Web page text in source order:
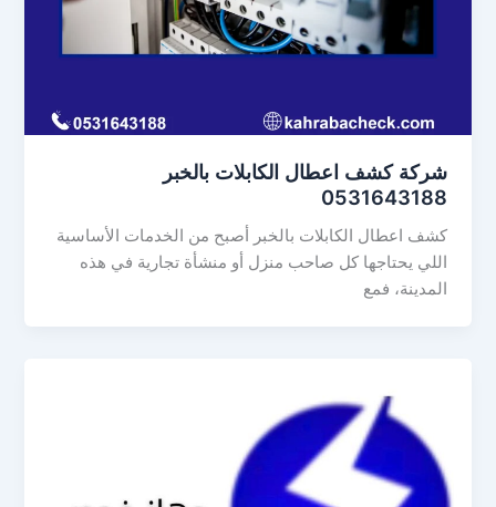
شركة كشف اعطال الكابلات بالخبر
0531643188
كشف اعطال الكابلات بالخبر أصبح من الخدمات الأساسية
اللي يحتاجها كل صاحب منزل أو منشأة تجارية في هذه
المدينة، فمع